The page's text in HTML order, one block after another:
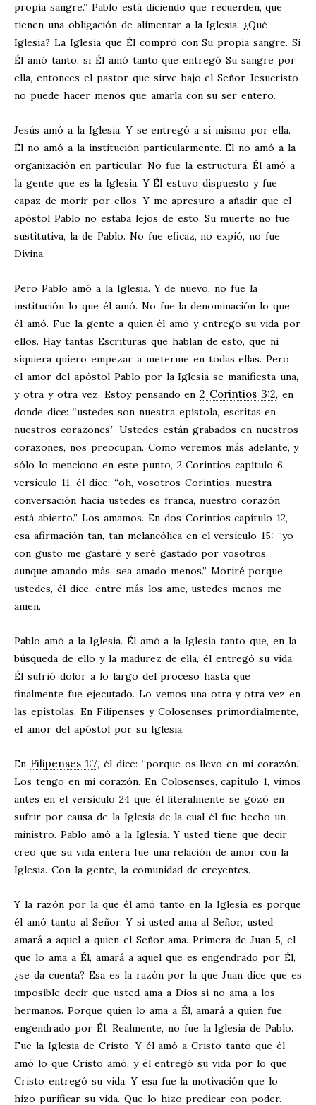
propia sangre.” Pablo está diciendo que recuerden, que
tienen una obligación de alimentar a la Iglesia. ¿Qué
Iglesia? La Iglesia que Él compró con Su propia sangre. Si
Él amó tanto, si Él amó tanto que entregó Su sangre por
ella, entonces el pastor que sirve bajo el Señor Jesucristo
no puede hacer menos que amarla con su ser entero.
Jesús amó a la Iglesia. Y se entregó a sí mismo por ella.
Él no amó a la institución particularmente. Él no amó a la
organización en particular. No fue la estructura. Él amó a
la gente que es la Iglesia. Y Él estuvo dispuesto y fue
capaz de morir por ellos. Y me apresuro a añadir que el
apóstol Pablo no estaba lejos de esto. Su muerte no fue
sustitutiva, la de Pablo. No fue eficaz, no expió, no fue
Divina.
Pero Pablo amó a la Iglesia. Y de nuevo, no fue la
institución lo que él amó. No fue la denominación lo que
él amó. Fue la gente a quien él amó y entregó su vida por
ellos. Hay tantas Escrituras que hablan de esto, que ni
siquiera quiero empezar a meterme en todas ellas. Pero
el amor del apóstol Pablo por la Iglesia se manifiesta una,
y otra y otra vez. Estoy pensando en2 Corintios 3:2, en
donde dice: “ustedes son nuestra epístola, escritas en
nuestros corazones.” Ustedes están grabados en nuestros
corazones, nos preocupan. Como veremos más adelante, y
sólo lo menciono en este punto, 2 Corintios capítulo 6,
versículo 11, él dice: “oh, vosotros Corintios, nuestra
conversación hacia ustedes es franca, nuestro corazón
está abierto.” Los amamos. En dos Corintios capítulo 12,
esa afirmación tan, tan melancólica en el versículo 15: “yo
con gusto me gastaré y seré gastado por vosotros,
aunque amando más, sea amado menos.” Moriré porque
ustedes, él dice, entre más los ame, ustedes menos me
amen.
Pablo amó a la Iglesia. Él amó a la Iglesia tanto que, en la
búsqueda de ello y la madurez de ella, él entregó su vida.
Él sufrió dolor a lo largo del proceso hasta que
finalmente fue ejecutado. Lo vemos una otra y otra vez en
las epístolas. En Filipenses y Colosenses primordialmente,
el amor del apóstol por su Iglesia.
En Filipenses 1:7, él dice: “porque os llevo en mi corazón.”
Los tengo en mi corazón. En Colosenses, capítulo 1, vimos
antes en el versículo 24 que él literalmente se gozó en
sufrir por causa de la Iglesia de la cual él fue hecho un
ministro. Pablo amó a la Iglesia. Y usted tiene que decir
creo que su vida entera fue una relación de amor con la
Iglesia. Con la gente, la comunidad de creyentes.
Y la razón por la que él amó tanto en la Iglesia es porque
él amó tanto al Señor. Y si usted ama al Señor, usted
amará a aquel a quien el Señor ama. Primera de Juan 5, el
que lo ama a Él, amará a aquel que es engendrado por Él,
¿se da cuenta? Esa es la razón por la que Juan dice que es
imposible decir que usted ama a Dios si no ama a los
hermanos. Porque quien lo ama a Él, amará a quien fue
engendrado por Él. Realmente, no fue la Iglesia de Pablo.
Fue la Iglesia de Cristo. Y él amó a Cristo tanto que él
amó lo que Cristo amó, y él entregó su vida por lo que
Cristo entregó su vida. Y esa fue la motivación que lo
hizo purificar su vida. Que lo hizo predicar con poder.